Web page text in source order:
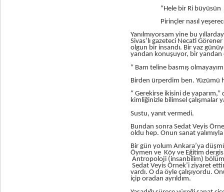
“Hele bir Ri büyüsün
Pirinçler nasıl
Yanılmıyorsam yine bu
Sivas’lı gazeteci Necati
olgun bir insandı. Bir yaz
yandan konuşuyor, bir yandan
“ Bam teline basmış
Birden ürperdim ben. Yüzümü
“ Gerekirse ikisini de
kimliğinizle bilimsel çalışmalar
Sustu, yanıt vermedi.
Bundan sonra Sedat Veyis
oldu hep. Onun sanat
Bir gün yolum Ankara’ya
Öymen ve Köy ve Eğitim
Antropoloji (insanbilim)
Sedat Veyis Örnek’i ziyaret
vardı. O da öyle çalışıyordu.
içip oradan ayrıldım.